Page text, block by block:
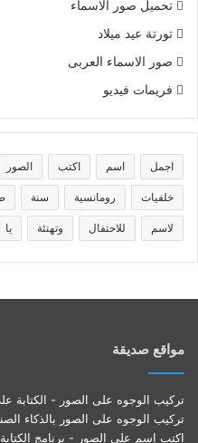
تحميل صور الاسماء
تورتة عيد ميلاد
صور الاسماء العربى
فريمات فيديو
اجمل اسم اكتب الصور
خلفيات رومانسية سنة
لاسم للاحتفال وتهنئة يا
مواقع صديقة
تركيب الوجوه على الصور - الكتابة
تركيب الوجوه على الصور بالذكاء
اكتب اسم على الصور - برنامج